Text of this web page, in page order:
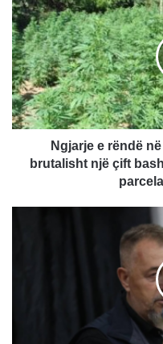
e
rëndë
në
Fushë-
Arrëz,
dhunohen
brutalisht
një
bashkëshortësh
Ngjarje e rëndë
brutalisht një çift